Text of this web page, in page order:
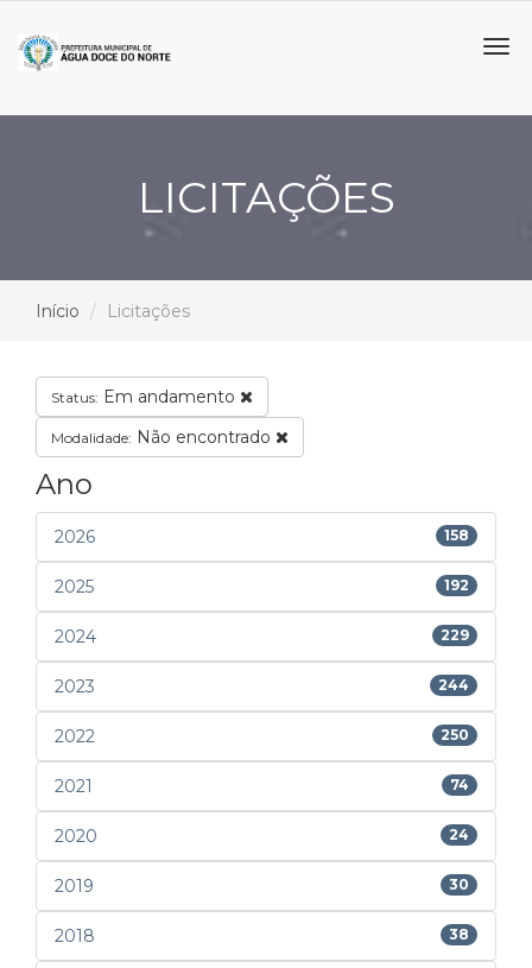
LICITAÇÕES
Início Licitações
Status: Em andamento
Modalidade: Não encontrado
Ano
2026 158
2025 192
2024 229
2023 244
2022 250
2021 74
2020 24
2019 30
2018 38